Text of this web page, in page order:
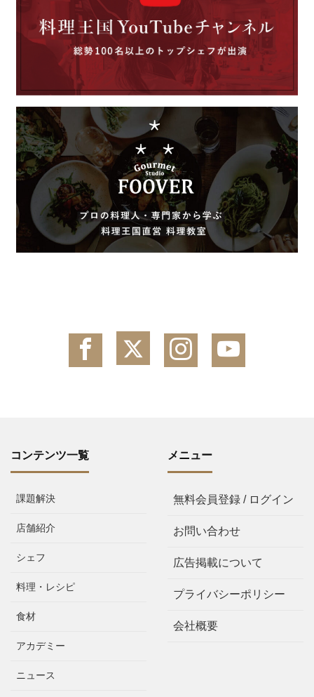
コンテンツ一覧
課題解決
店舗紹介
シェフ
料理・レシピ
食材
アカデミー
ニュース
メニュー
無料会員登録 / ログイン
お問い合わせ
広告掲載について
プライバシーポリシー
会社概要